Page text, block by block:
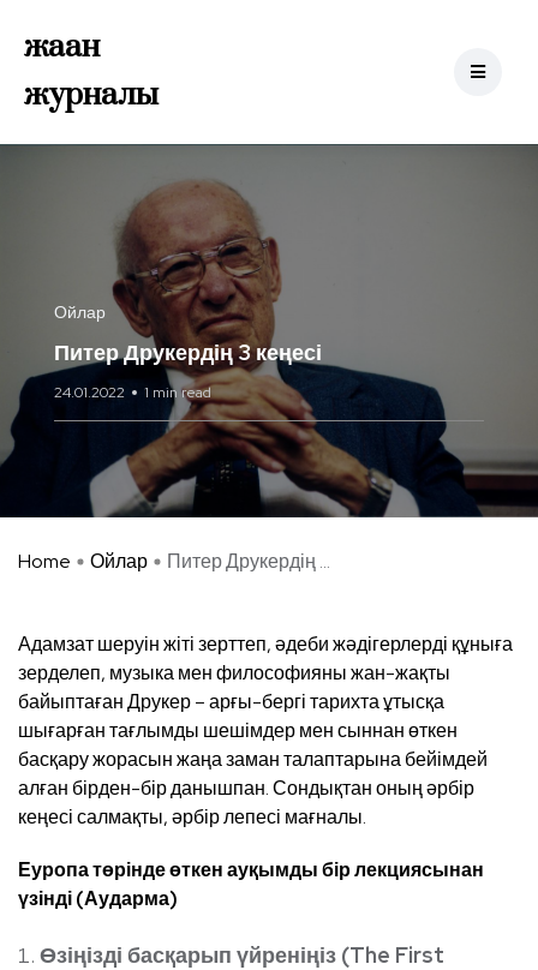
жаһан
журналы
Ойлар
Питер Друкердің 3 кеңесі
24.01.2022 1 min read
Home Ойлар Питер Друкердің ...
Адамзат шеруін жіті зерттеп, әдеби жәдігерлерді құныға
зерделеп, музыка мен философияны жан-жақты
байыптаған Друкер – арғы-бергі тарихта ұтысқа
шығарған тағлымды шешімдер мен сыннан өткен
басқару жорасын жаңа заман талаптарына бейімдей
алған бірден-бір данышпан. Сондықтан оның әрбір
кеңесі салмақты, әрбір лепесі мағналы.
Еуропа төрінде өткен ауқымды бір лекциясынан
үзінді (Аударма)
Өзіңізді басқарып үйреніңіз (The First